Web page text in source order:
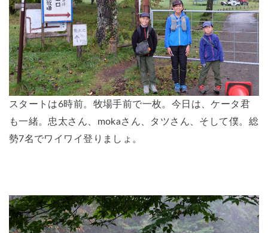
スタートは6時前。牧場手前で一枚。今日は、ケータ君
も一緒。忠太さん、mokaさん、タツさん、そして僕。総
勢7名でワイワイ登りましょ。